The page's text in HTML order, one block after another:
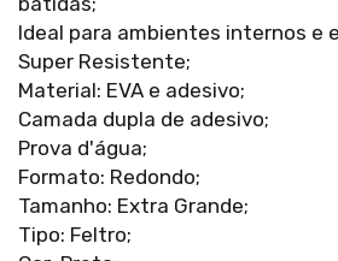
Ideal para ambientes internos e
Super Resistente;
Material: EVA e adesivo;
Camada dupla de adesivo;
Prova d'água;
Formato: Redondo;
Tamanho: Extra Grande;
Tipo: Feltro;